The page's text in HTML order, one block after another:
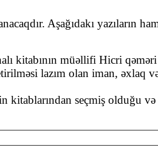
Aşağıdakı yazıların
kitabının müəllifi Hicri
lazım olan iman, əxlaq
seçmiş olduğu və